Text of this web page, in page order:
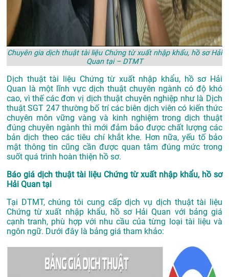
Chuyên gia dịch thuật tài liệu Chứng từ xuất nhập khẩu, hồ sơ Hải
Quan tại – DTMT
Dịch thuật tài liệu Chứng từ xuất nhập khẩu, hồ sơ Hải
Quan là một lĩnh vực dịch thuật chuyên ngành có độ khó
cao, vì thế các đơn vị dịch thuật chuyên nghiệp như là Dịch
thuật SGT 247 thường bố trí các biên dịch viên có kiến thức
chuyên môn vững vàng và kinh nghiệm trong dịch thuật
đúng chuyên ngành thì mới đảm bảo được chất lượng các
bản dịch theo các tiêu chí khắt khe. Hơn nữa, yếu tố bảo
mật thông tin cũng cần được quan tâm đúng mức trong
suốt quá trình hoàn thiện hồ sơ.
Báo giá dịch thuật tài liệu Chứng từ xuất nhập khẩu, hồ sơ
Hải Quan tại
Tại DTMT, chúng tôi cung cấp dịch vụ dịch thuật tài liệu
Chứng từ xuất nhập khẩu, hồ sơ Hải Quan với bảng giá
cạnh tranh, phù hợp với nhu cầu của từng loại tài liệu và
ngôn ngữ. Dưới đây là bảng giá tham khảo: